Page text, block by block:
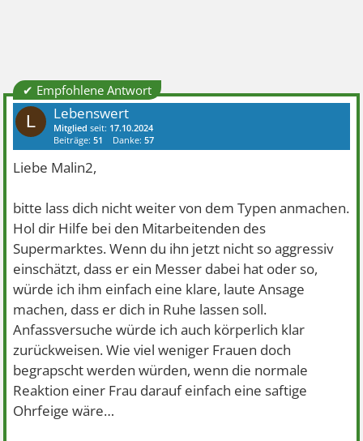
✔ Empfohlene Antwort
L Lebenswert
Mitglied seit: 17.10.2024
Beiträge:51 Danke:57
Liebe Malin2,
bitte lass dich nicht weiter von dem Typen anmachen.
Hol dir Hilfe bei den Mitarbeitenden des
Supermarktes. Wenn du ihn jetzt nicht so aggressiv
einschätzt, dass er ein Messer dabei hat oder so,
würde ich ihm einfach eine klare, laute Ansage
machen, dass er dich in Ruhe lassen soll.
Anfassversuche würde ich auch körperlich klar
zurückweisen. Wie viel weniger Frauen doch
begrapscht werden würden, wenn die normale
Reaktion einer Frau darauf einfach eine saftige
Ohrfeige wäre…